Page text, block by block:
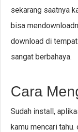
sekarang saatnya
bisa
download di
sangat berbahaya.
Cara
Sudah install,
kamu mencari